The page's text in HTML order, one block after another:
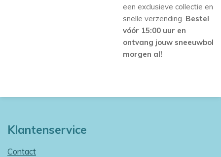
een exclusieve collectie en
snelle verzending. Bestel
vóór 15:00 uur en
ontvang jouw sneeuwbol
morgen al!
Klantenservice
Contact